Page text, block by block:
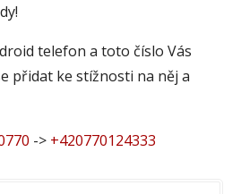
telefon a toto číslo Vás
přidat ke stížnosti na něj a
-> +420770124333